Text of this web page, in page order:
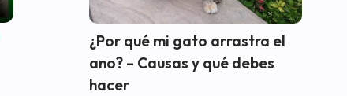
¿Por qué mi gato arrastra el
ano? – Causas y qué debes
hacer